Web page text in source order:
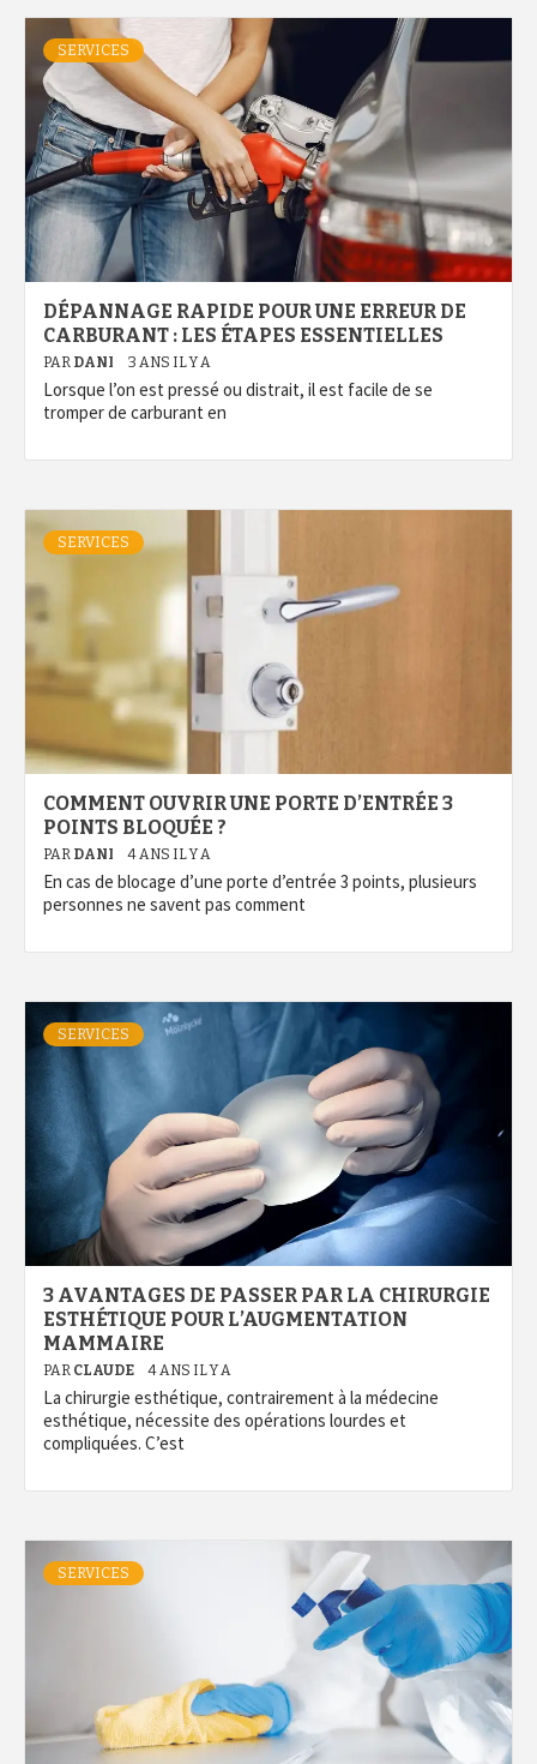
SERVICES
DÉPANNAGE RAPIDE POUR UNE ERREUR DE
CARBURANT : LES ÉTAPES ESSENTIELLES
PAR DANI 3 ANS IL Y A
Lorsque l’on est pressé ou distrait, il est facile de se
tromper de carburant en
SERVICES
COMMENT OUVRIR UNE PORTE D’ENTRÉE 3
POINTS BLOQUÉE ?
PAR DANI 4 ANS IL Y A
En cas de blocage d’une porte d’entrée 3 points, plusieurs
personnes ne savent pas comment
SERVICES
3 AVANTAGES DE PASSER PAR LA CHIRURGIE
ESTHÉTIQUE POUR L’AUGMENTATION
MAMMAIRE
PAR CLAUDE 4 ANS IL Y A
La chirurgie esthétique, contrairement à la médecine
esthétique, nécessite des opérations lourdes et
compliquées. C’est
SERVICES